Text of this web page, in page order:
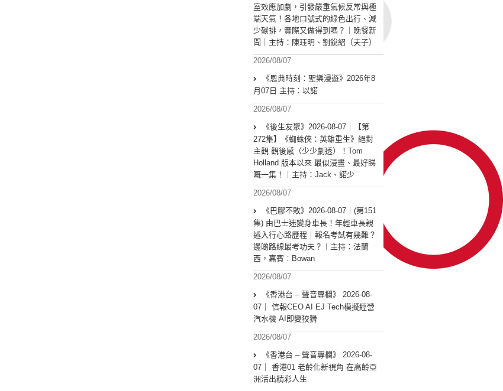
室效應加劇，引發嚴重氣候反常與極
端天氣！各地口號式的綠色出行、減
少碳排，實際又做得到嗎？｜晚餐新
聞｜主持：陳珏明、劉銳紹（夫子）
2026/08/07
《恩典時刻：聖樂漫遊》2026年8
月07日 主持：以諾
2026/08/07
《後生友聚》2026-08-07︱【第
272集】《蜘蛛俠：英雄重生》絕對
主觀 觀後感（少少劇透）！Tom
Holland 版本以來 最似漫畫、最好睇
嘅一集！｜主持：Jack、諾少
2026/08/07
《巴膠不敗》2026-08-07︱(第151
集) 由巴士迷變身車長！年輕車長親
述入行心路歷程｜報名考試有幾難？
邊啲路線最考功夫？︱主持：法蘭
西，嘉賓︰Bowan
2026/08/07
《香港台 – 聲音專欄》 2026-08-
07｜ 信報CEO AI EJ Tech模擬經營
汽水機 AI即變狡猾
2026/08/07
《香港台 – 聲音專欄》 2026-08-
07｜ 香港01 老齡化新視角 在高齡亞
洲活出精彩人生